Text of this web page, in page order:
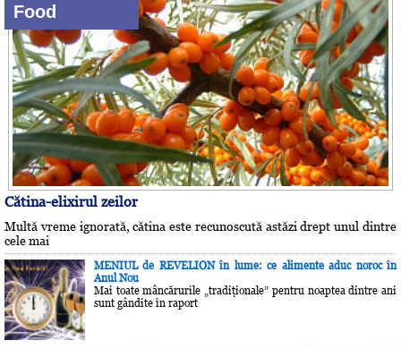
Food
Cătina-elixirul zeilor
Multă vreme ignorată, cătina este recunoscută astăzi drept unul dintre
cele mai
MENIUL de REVELION în lume: ce alimente aduc noroc în
Anul Nou
Mai toate mâncărurile „tradiţionale” pentru noaptea dintre ani
sunt gândite în raport